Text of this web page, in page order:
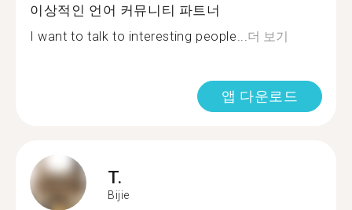
이상적인 언어 커뮤니티 파트너
I want to talk to interesting people...더 보기
앱 다운로드
T.
Bijie